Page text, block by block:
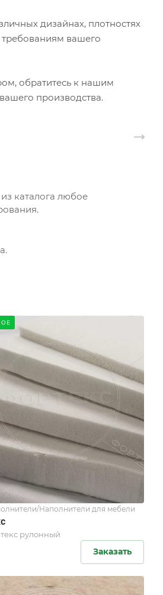
дизайнах, плотностях
вашего
обратитесь к нашим
производства.
каталога любое
Наполнители для мебели
рулонный
Заказать